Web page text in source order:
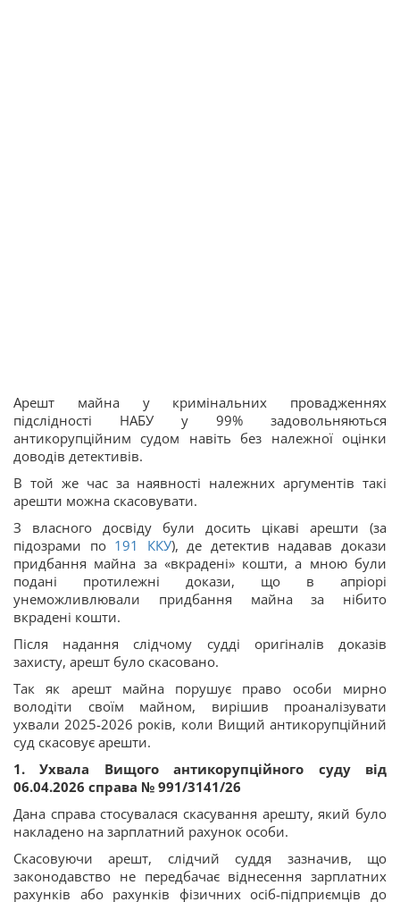
Арешт майна у кримінальних провадженнях
підслідності НАБУ у 99% задовольняються
антикорупційним судом навіть без належної оцінки
доводів детективів.
В той же час за наявності належних аргументів такі
арешти можна скасовувати.
З власного досвіду були досить цікаві арешти (за
підозрами по191 ККУ), де детектив надавав докази
придбання майна за «вкрадені» кошти, а мною були
подані протилежні докази, що в апріорі
унеможливлювали придбання майна за нібито
вкрадені кошти.
Після надання слідчому судді оригіналів доказів
захисту, арешт було скасовано.
Так як арешт майна порушує право особи мирно
володіти своїм майном, вирішив проаналізувати
ухвали 2025-2026 років, коли Вищий антикорупційний
суд скасовує арешти.
1. Ухвала Вищого антикорупційного суду від
06.04.2026 справа № 991/3141/26
Дана справа стосувалася скасування арешту, який було
накладено на зарплатний рахунок особи.
Скасовуючи арешт, слідчий суддя зазначив, що
законодавство не передбачає віднесення зарплатних
рахунків або рахунків фізичних осіб-підприємців до